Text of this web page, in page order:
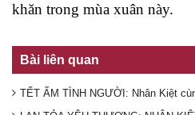
khăn trong mùa xuân này.
Bài liên quan